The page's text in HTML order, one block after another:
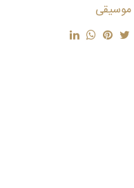
موسیقی